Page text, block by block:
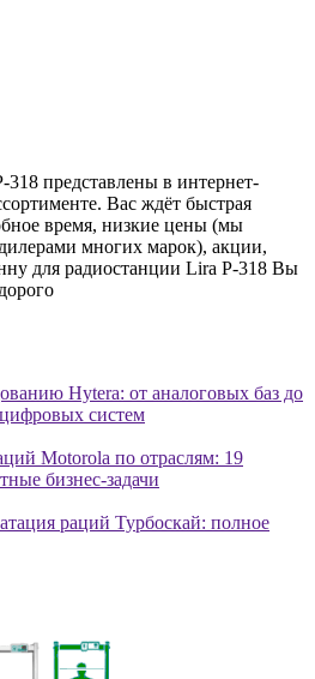
представлены в интернет-
Вас ждёт быстрая
время, низкие цены (мы
многих марок), акции,
для радиостанции Lira P-318 Вы
Hytera: от аналоговых баз до
систем
Motorola по отраслям: 19
бизнес-задачи
раций Турбоскай: полное